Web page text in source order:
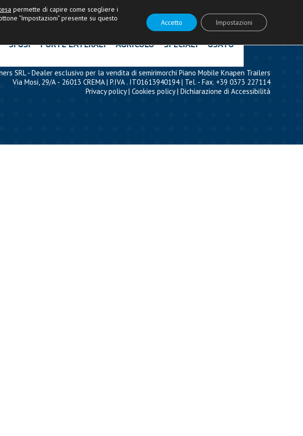
| Ultime Novità! | Contattaci
SFUSI PORTE LATERALI AGRICOLO SPECIALI USATO
SRL - Dealer esclusivo per la vendita di semirimorchi Piano Mobile Knapen Trailers
Via Mosi, 29/A ‐ 26013 CREMA | P.IVA . IT01613940194 | Tel. - Fax. +39 0373 227114
Privacy policy| Cookies policy| Dichiarazione di Accessibilità
permette di capire come scegliere i
"Impostazioni" presente su questo
Accetto Impostazioni